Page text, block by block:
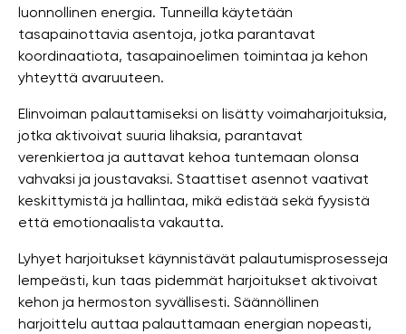
luonnollinen energia. Tunneilla käytetään
tasapainottavia asentoja, jotka parantavat
koordinaatiota, tasapainoelimen toimintaa ja kehon
yhteyttä avaruuteen.
Elinvoiman palauttamiseksi on lisätty voimaharjoituksia,
jotka aktivoivat suuria lihaksia, parantavat
verenkiertoa ja auttavat kehoa tuntemaan olonsa
vahvaksi ja joustavaksi. Staattiset asennot vaativat
keskittymistä ja hallintaa, mikä edistää sekä fyysistä
että emotionaalista vakautta.
Lyhyet harjoitukset käynnistävät palautumisprosesseja
lempeästi, kun taas pidemmät harjoitukset aktivoivat
kehon ja hermoston syvällisesti. Säännöllinen
harjoittelu auttaa palauttamaan energian nopeasti,